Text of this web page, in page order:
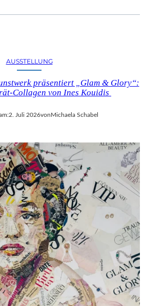
AUSSTELLUNG
präsentiert „Glam & Glory“:
Collagen von Ines Kouidis
2. Juli 2026vonMichaela Schabel